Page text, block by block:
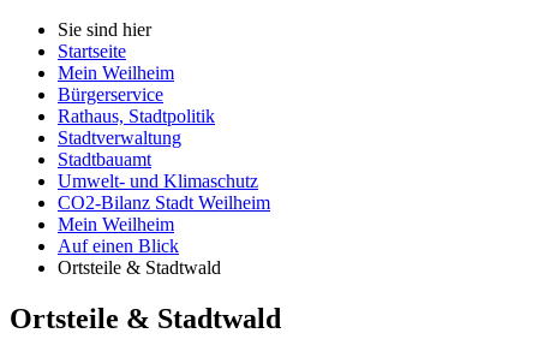
Sie sind hier
Startseite
Mein Weilheim
Bürgerservice
Rathaus, Stadtpolitik
Stadtverwaltung
Stadtbauamt
Umwelt- und Klimaschutz
CO2-Bilanz Stadt Weilheim
Mein Weilheim
Auf einen Blick
Ortsteile & Stadtwald
Ortsteile & Stadtwald